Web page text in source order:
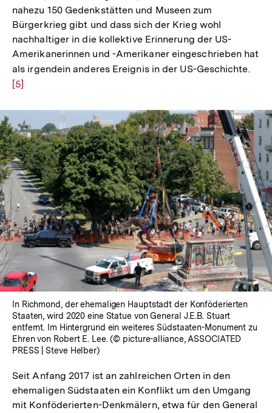
nahezu 150 Gedenkstätten und Museen zum
Bürgerkrieg gibt und dass sich der Krieg wohl
nachhaltiger in die kollektive Erinnerung der US-
Amerikanerinnen und -Amerikaner eingeschrieben hat
als irgendein anderes Ereignis in der US-Geschichte.Zur
[5]
In Richmond, der ehemaligen Hauptstadt der Konföderierten
Staaten, wird 2020 eine Statue von General J.E.B. Stuart
entfernt. Im Hintergrund ein weiteres Südstaaten-Monument zu
Ehren von Robert E. Lee. (© picture-alliance, ASSOCIATED
PRESS | Steve Helber)
Seit Anfang 2017 ist an zahlreichen Orten in den
ehemaligen Südstaaten ein Konflikt um den Umgang
mit Konföderierten-Denkmälern, etwa für den General